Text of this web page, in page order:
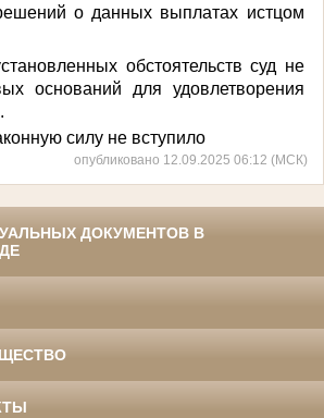
о данных выплатах истцом
обстоятельств суд не
оснований для удовлетворения
силу не вступило
опубликовано 12.09.2025 06:12 (МСК)
ДОКУМЕНТОВ В